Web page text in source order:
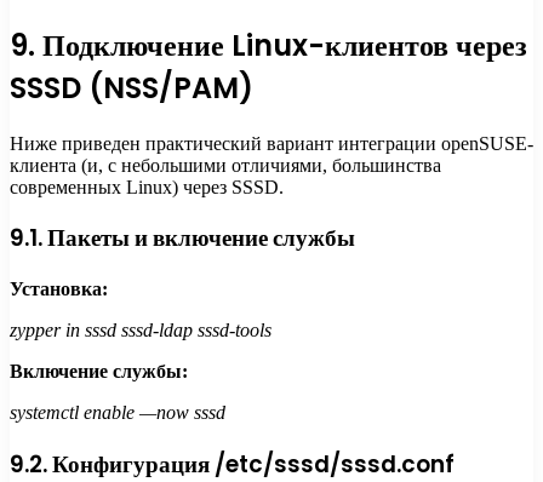
9. Подключение Linux-клиентов через
SSSD (NSS/PAM)
Ниже приведен практический вариант интеграции openSUSE-
клиента (и, с небольшими отличиями, большинства
современных Linux) через SSSD.
9.1. Пакеты и включение службы
Установка:
zypper in sssd sssd-ldap sssd-tools
Включение службы:
systemctl enable —now sssd
9.2. Конфигурация /etc/sssd/sssd.conf